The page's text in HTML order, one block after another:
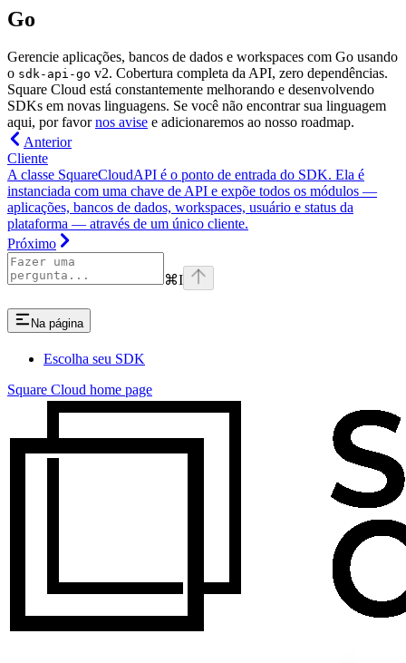
Go
Gerencie aplicações, bancos de dados e workspaces com Go usando
o sdk-api-go v2. Cobertura completa da API, zero dependências.
Square Cloud está constantemente melhorando e desenvolvendo
SDKs em novas linguagens. Se você não encontrar sua linguagem
aqui, por favornos avise e adicionaremos ao nosso roadmap.
Anterior
Cliente
A classe SquareCloudAPI é o ponto de entrada do SDK. Ela é
instanciada com uma chave de API e expõe todos os módulos —
aplicações, bancos de dados, workspaces, usuário e status da
plataforma — através de um único cliente.
Próximo
⌘I
Na página
Escolha seu SDK
Square Cloud home page